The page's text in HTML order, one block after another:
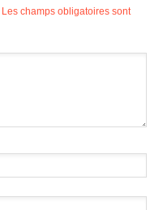
Les champs obligatoires sont